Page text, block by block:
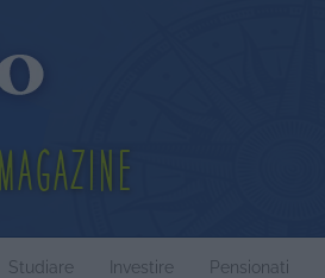
Magazine
Studiare Investire Pensionati